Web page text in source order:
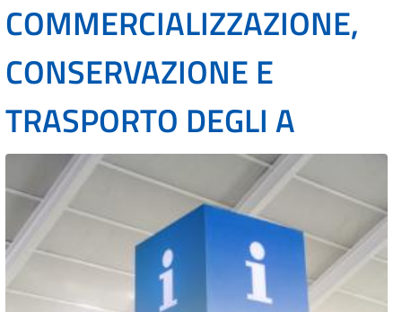
COMMERCIALIZZAZIONE,
CONSERVAZIONE E
TRASPORTO DEGLI A